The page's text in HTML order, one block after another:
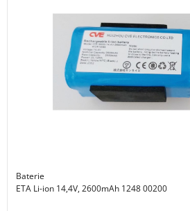
Baterie
ETA Li-ion 14,4V, 2600mAh 1248 00200